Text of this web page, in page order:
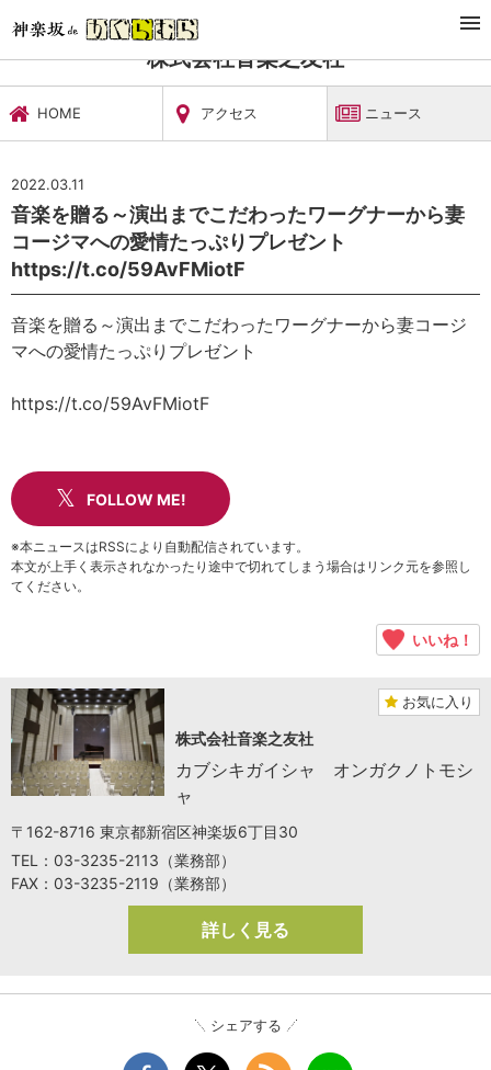
文化施設・ギャラリー
株式会社音楽之友社
HOME アクセス ニュース
2022.03.11
音楽を贈る～演出までこだわったワーグナーから妻
コージマへの愛情たっぷりプレゼント
https://t.co/59AvFMiotF
音楽を贈る～演出までこだわったワーグナーから妻コージ
マへの愛情たっぷりプレゼント
https://t.co/59AvFMiotF
FOLLOW ME!
※本ニュースはRSSにより自動配信されています。
本文が上手く表示されなかったり途中で切れてしまう場合はリンク元を参照し
てください。
いいね！
お気に入り
株式会社音楽之友社
カブシキガイシャ オンガクノトモシ
ャ
〒162-8716 東京都新宿区神楽坂6丁目30
TEL：03-3235-2113（業務部）
FAX：03-3235-2119（業務部）
詳しく見る
シェアする